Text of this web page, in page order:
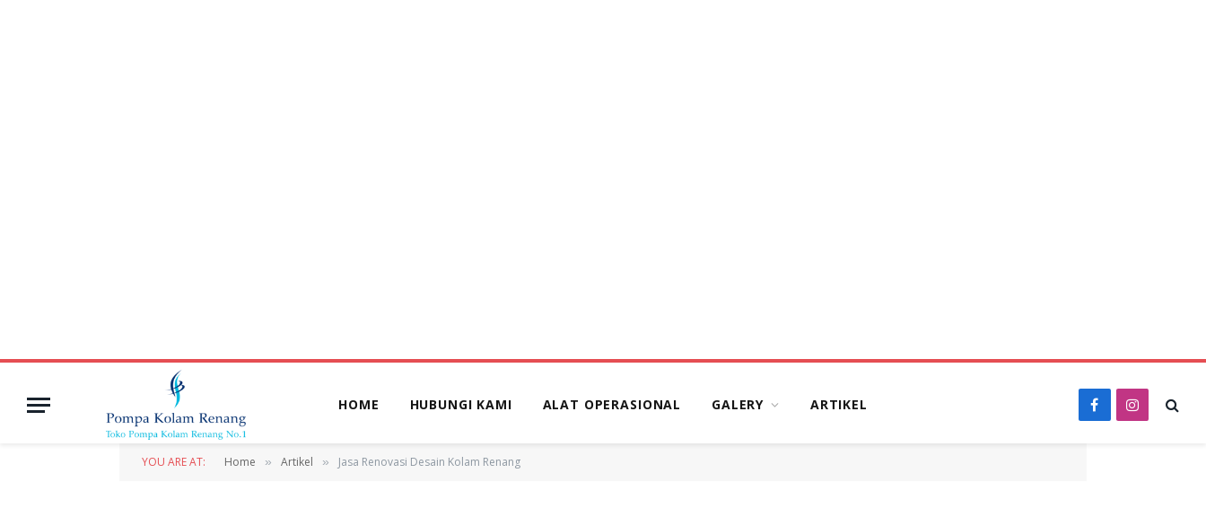
HOME HUBUNGI KAMI ALAT OPERASIONAL GALERY ARTIKEL FacebookInstagram
YOU ARE AT: Home » Artikel » Jasa Renovasi Desain Kolam Renang